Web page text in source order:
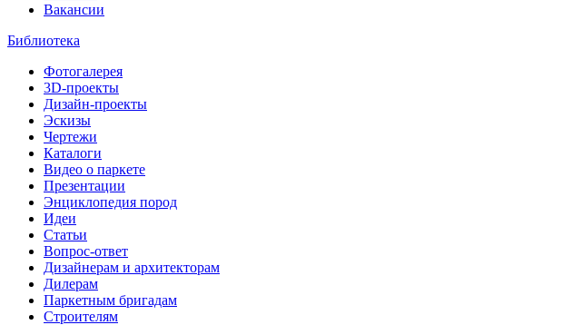
Вакансии
Библиотека
Фотогалерея
3D-проекты
Дизайн-проекты
Эскизы
Чертежи
Каталоги
Видео о паркете
Презентации
Энциклопедия пород
Идеи
Статьи
Вопрос-ответ
Дизайнерам и архитекторам
Дилерам
Паркетным бригадам
Строителям